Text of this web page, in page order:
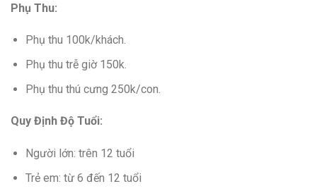
Phụ Thu:
Phụ thu 100k/khách.
Phụ thu trễ giờ 150k.
Phụ thu thú cưng 250k/con.
Quy Định Độ Tuổi:
Người lớn: trên 12 tuổi
Trẻ em: từ 6 đến 12 tuổi